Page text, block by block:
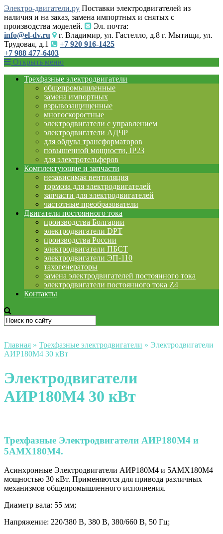
Электро-двигатели.ру Поставки электродвигателей из
наличия и на заказ, замена импортных и снятых с
производства моделей.
Эл. почта:
info@el-dv.ru
г. Владимир, ул. Гастелло, д.8 г. Мытищи, ул.
Трудовая, д.1
+7 920 916-1425
+7 988 477-6403
Открыть меню
Трехфазные электродвигатели
общепромышленные
замена импортных
взрывозащищенные
многоскоростные
электродвигатели с управлением
электродвигатели АДЧР
для обдува трансформаторов
повышенной мощности, IP23
для электротельферов
Комплектующие и запчасти
независимая вентиляция
тормоза для электродвигателей
запчасти для электродвигателей
частотные преобразователи
Двигатели постоянного тока
производства Болгарии
электродвигатели DPT
производства России
электродвигатели ПБСТ
электродвигатели ЭП-110
тахогенераторы
замена электродвигателей постоянного тока
электродвигатели постоянного тока Z4
Контакты
Главная » Трехфазные электродвигатели » Электродвигатели
АИР180М4 30 кВт
Электродвигатели
АИР180М4 30 кВт
Трехфазные Электродвигатели АИР180М4 и
5AMX180М4.
Асинхронные Электродвигатели АИР180М4 и 5AMX180М4
мощностью 30 кВт. Применяются для привода различных
механизмов общепромышленного исполнения.
Диаметр вала: 55 мм;
Напряжение: 220/380 В, 380 В, 380/660 В, 50 Гц;